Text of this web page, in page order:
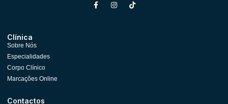
Clínica
Sobre Nós
Especialidades
Corpo Clínico
Marcações Online
Contactos